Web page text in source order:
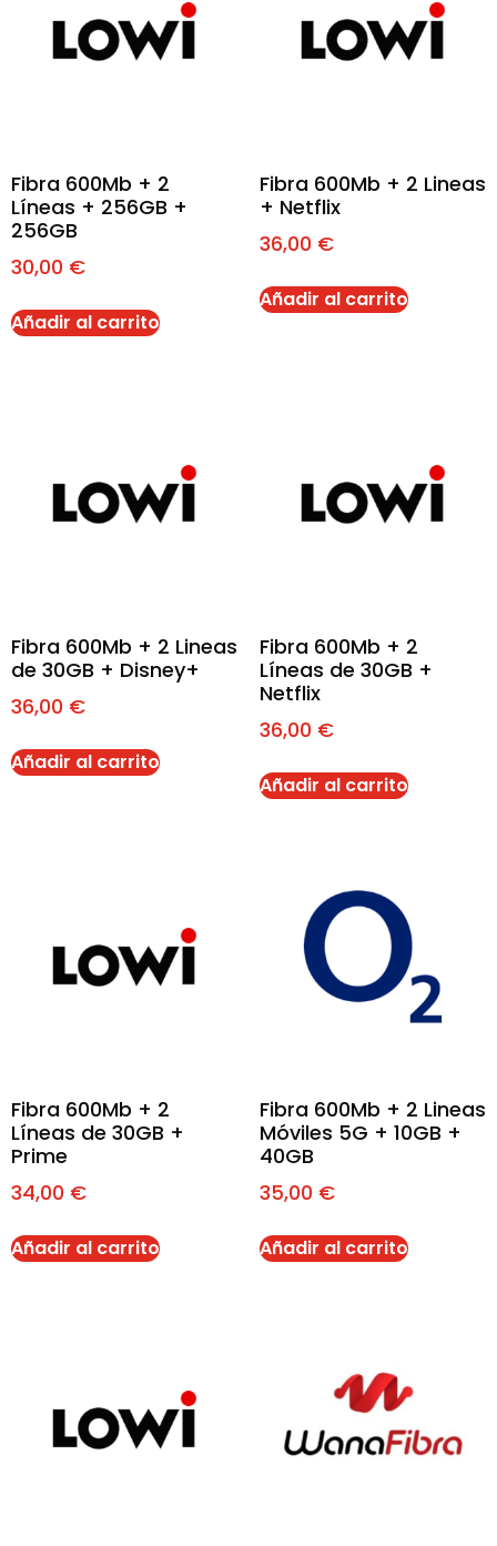
Fibra 600Mb + 2
Líneas + 256GB +
256GB
30,00 €
Añadir al carrito
Fibra 600Mb + 2 Lineas
+ Netflix
36,00 €
Añadir al carrito
Fibra 600Mb + 2 Lineas
de 30GB + Disney+
36,00 €
Añadir al carrito
Fibra 600Mb + 2
Líneas de 30GB +
Netflix
36,00 €
Añadir al carrito
Fibra 600Mb + 2
Líneas de 30GB +
Prime
34,00 €
Añadir al carrito
Fibra 600Mb + 2 Lineas
Móviles 5G + 10GB +
40GB
35,00 €
Añadir al carrito